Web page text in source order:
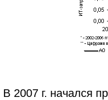
В 2007 г. начался